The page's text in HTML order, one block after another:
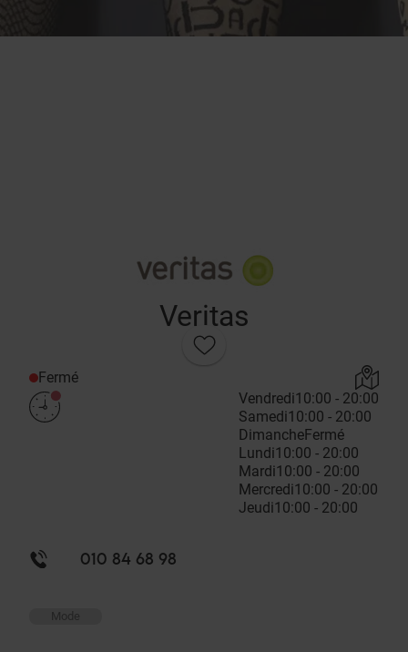
Veritas
Fermé
Vendredi10:00 - 20:00
Samedi10:00 - 20:00
DimancheFermé
Lundi10:00 - 20:00
Mardi10:00 - 20:00
Mercredi10:00 - 20:00
Jeudi10:00 - 20:00
010 84 68 98
Mode